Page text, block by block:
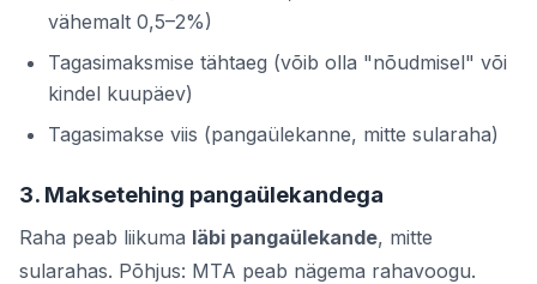
vähemalt 0,5–2%)
Tagasimaksmise tähtaeg (võib olla "nõudmisel" või
kindel kuupäev)
Tagasimakse viis (pangaülekanne, mitte sularaha)
3. Maksetehing pangaülekandega
Raha peab liikuma läbi pangaülekande, mitte
sularahas. Põhjus: MTA peab nägema rahavoogu.